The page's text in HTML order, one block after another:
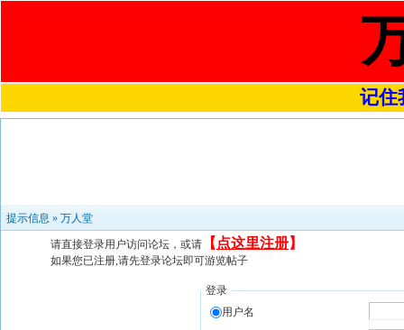
记住
提示信息 » 万人堂
请直接登录用户访问论坛，或请 【 点这里注册】
如果您已注册,请先登录论坛即可游览帖子
登录
用户名